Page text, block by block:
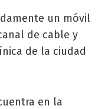
un móvil
de cable y
de la ciudad
en la